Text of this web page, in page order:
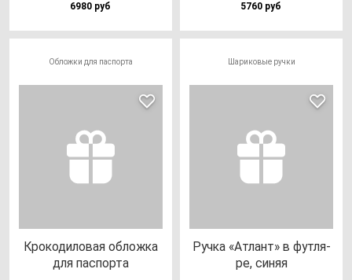
6980 руб 5760 руб
Обложки для паспорта
Кро­ко­ди­ло­вая об­лож­ка
для пас­пор­та
Шариковые ручки
Руч­ка «Атлант» в фут­ля­
ре, си­няя